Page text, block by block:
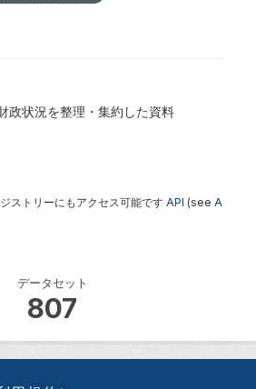
データセット
807
政状況を整理・集約した資料
ストリーにもアクセス可能です API (see A